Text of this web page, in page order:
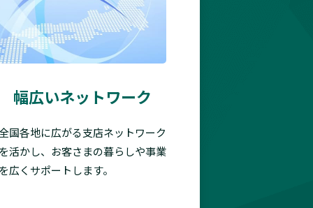
幅広いネットワーク
国各地に広がる支店ネットワーク
活かし、お客さまの暮らしや事業
広くサポートします。